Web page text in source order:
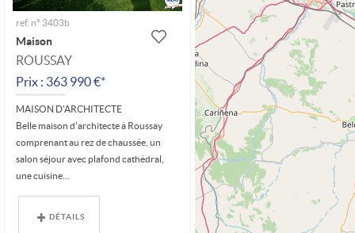
ref. n° 3403b
Maison
ROUSSAY
Prix : 363 990 €*
MAISON D'ARCHITECTE
Belle maison d'architecte à Roussay
comprenant au rez de chaussée, un
salon séjour avec plafond cathédral,
une cuisine...
DÉTAILS